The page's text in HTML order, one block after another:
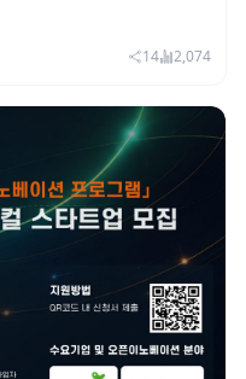
2조985억·영업
대
14 2,074